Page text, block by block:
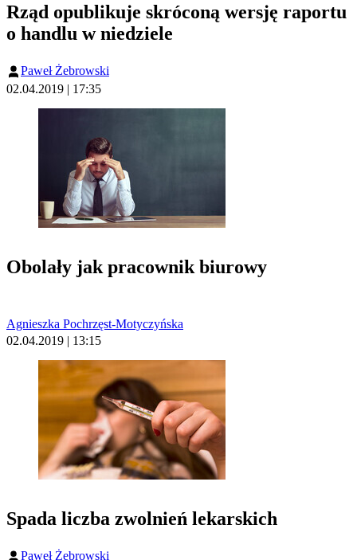
Rząd opublikuje skróconą wersję raportu
o handlu w niedziele
Paweł Żebrowski
02.04.2019 | 17:35
Obolały jak pracownik biurowy
Agnieszka Pochrzęst-Motyczyńska
02.04.2019 | 13:15
Spada liczba zwolnień lekarskich
Paweł Żebrowski